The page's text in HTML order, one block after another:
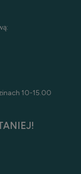
10-15.00